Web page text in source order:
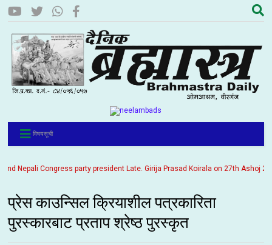
विषयसूची
Nepali Congress party president Late. Girija Prasad Koirala on 27th Ashoj
प्रेस काउन्सिल क्रियाशील पत्रकारिता
पुरस्कारबाट प्रताप श्रेष्ठ पुरस्कृत